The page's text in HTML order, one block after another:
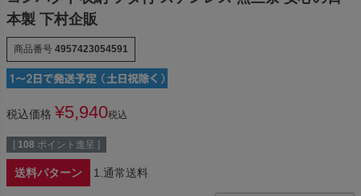
本製 下村企販
商品番号 4957423054591
税込価格 ¥5,940税込
[ 108 ポイント進呈 ]
送料パターン 1.通常送料